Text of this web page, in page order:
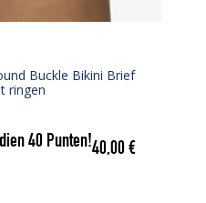
Buckle Bikini Brief
ringen
40 Punten!40,00€